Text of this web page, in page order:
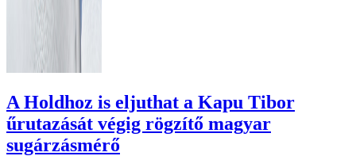
A Holdhoz is eljuthat a Kapu Tibor
űrutazását végig rögzítő magyar
sugárzásmérő